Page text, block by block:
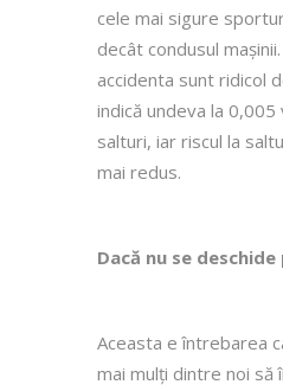
cele mai sigure
decât condusul
accidenta sunt ridicol
indică undeva la
salturi, iar riscul la
mai redus.
Dacă nu se
Aceasta e întrebarea
mai mulți dintre noi să